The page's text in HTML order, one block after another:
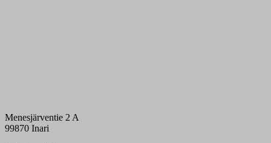
Menesjärventie 2 A
99870 Inari